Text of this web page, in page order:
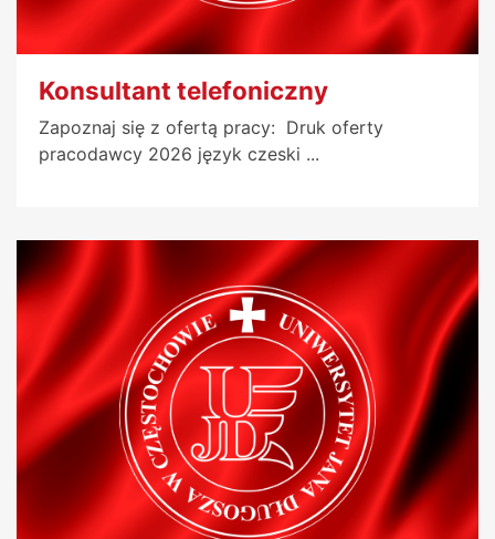
Konsultant telefoniczny
Zapoznaj się z ofertą pracy: Druk oferty
pracodawcy 2026 język czeski ...